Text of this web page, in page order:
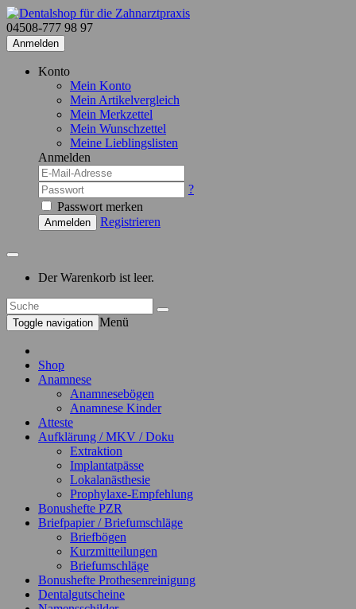
04508-777 98 97
Anmelden
Konto
Mein Konto
Mein Artikelvergleich
Mein Merkzettel
Mein Wunschzettel
Meine Lieblingslisten
Anmelden
?
Passwort merken
Anmelden Registrieren
Der Warenkorb ist leer.
Toggle navigation Menü
Shop
Anamnese
Anamnesebögen
Anamnese Kinder
Atteste
Aufklärung / MKV / Doku
Extraktion
Implantatpässe
Lokalanästhesie
Prophylaxe-Empfehlung
Bonushefte PZR
Briefpapier / Briefumschläge
Briefbögen
Kurzmitteilungen
Briefumschläge
Bonushefte Prothesenreinigung
Dentalgutscheine